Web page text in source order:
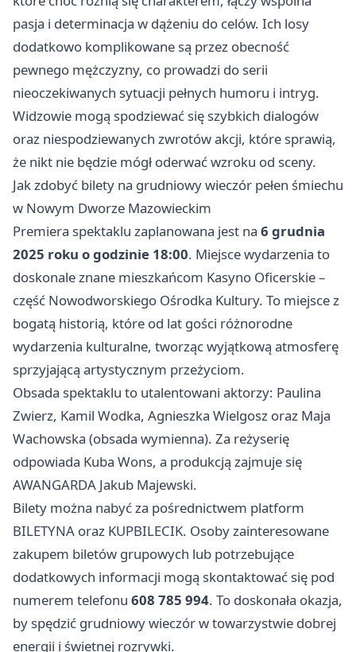
pasja i determinacja w dążeniu do celów. Ich losy
dodatkowo komplikowane są przez obecność
pewnego mężczyzny, co prowadzi do serii
nieoczekiwanych sytuacji pełnych humoru i intryg.
Widzowie mogą spodziewać się szybkich dialogów
oraz niespodziewanych zwrotów akcji, które sprawią,
że nikt nie będzie mógł oderwać wzroku od sceny.
Jak zdobyć bilety na grudniowy wieczór pełen śmiechu
w Nowym Dworze Mazowieckim
Premiera spektaklu zaplanowana jest na 6 grudnia
2025 roku o godzinie 18:00. Miejsce wydarzenia to
doskonale znane mieszkańcom Kasyno Oficerskie –
część Nowodworskiego Ośrodka Kultury. To miejsce z
bogatą historią, które od lat gości różnorodne
wydarzenia kulturalne, tworząc wyjątkową atmosferę
sprzyjającą artystycznym przeżyciom.
Obsada spektaklu to utalentowani aktorzy: Paulina
Zwierz, Kamil Wodka, Agnieszka Wielgosz oraz Maja
Wachowska (obsada wymienna). Za reżyserię
odpowiada Kuba Wons, a produkcją zajmuje się
AWANGARDA Jakub Majewski.
Bilety można nabyć za pośrednictwem platform
BILETYNA oraz KUPBILECIK. Osoby zainteresowane
zakupem biletów grupowych lub potrzebujące
dodatkowych informacji mogą skontaktować się pod
numerem telefonu 608 785 994. To doskonała okazja,
by spędzić grudniowy wieczór w towarzystwie dobrej
energii i świetnej rozrywki.